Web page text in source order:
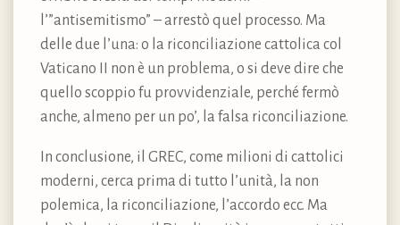
l’”antisemitismo” – arrestò quel processo. Ma
delle due l’una: o la riconciliazione cattolica col
Vaticano II non è un problema, o si deve dire che
quello scoppio fu provvidenziale, perché fermò
anche, almeno per un po’, la falsa riconciliazione.
In conclusione, il GREC, come milioni di cattolici
moderni, cerca prima di tutto l’unità, la non
polemica, la riconciliazione, l’accordo ecc. Ma